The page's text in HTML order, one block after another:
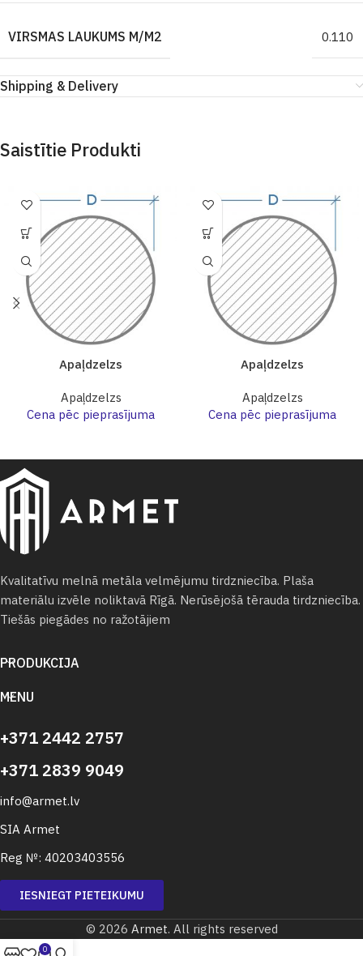
VIRSMAS LAUKUMS M/M2 0.110
Shipping & Delivery
Saistītie Produkti
Apaļdzelzs
Apaļdzelzs
Cena pēc pieprasījuma
Apaļdzelzs
Apaļdzelzs
Cena pēc pieprasījuma
Kvalitatīvu melnā metāla velmējumu tirdzniecība. Plaša
materiālu izvēle noliktavā Rīgā. Nerūsējošā tērauda tirdzniecība.
Tiešās piegādes no ražotājiem
PRODUKCIJA
MENU
+371 2442 2757
+371 2839 9049
info@armet.lv
SIA Armet
Reg №: 40203403556
IESNIEGT PIETEIKUMU
© 2026 Armet. All rights reserved
0